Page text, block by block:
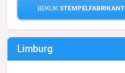
BEKIJK
Limburg